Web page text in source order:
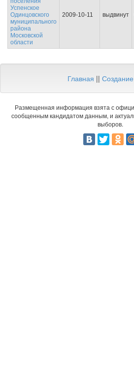
Успенское
Одинцовского
муниципального
района
Московской
области
2009-10-11 выдвинут
Главная ||
Размещенная информация взята с
сообщенным кандидатом данным, и
выборов.